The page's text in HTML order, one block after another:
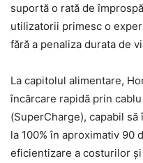
suportă o rată de
utilizatorii primesc o
fără a penaliza durata de
La capitolul alimentare,
încărcare rapidă prin
(SuperCharge), capabil
la 100% în aproximativ 90
eficientizare a costurilor